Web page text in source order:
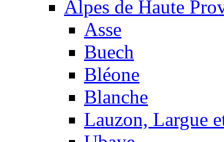
Alpes de Haute
Asse
Buech
Bléone
Blanche
Lauzon, Largue